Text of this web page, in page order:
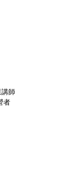
師
者